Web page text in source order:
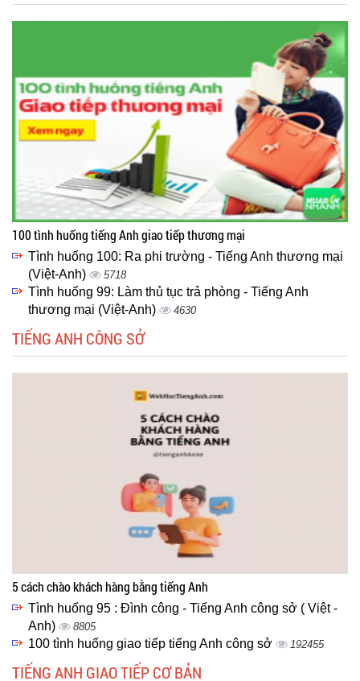
100 tình huống tiếng Anh giao tiếp thương mại
Tình huống 100: Ra phi trường - Tiếng Anh thương mại
(Việt-Anh)
5718
Tình huống 99: Làm thủ tục trả phòng - Tiếng Anh
thương mại (Việt-Anh)
4630
TIẾNG ANH CÔNG SỞ
5 cách chào khách hàng bằng tiếng Anh
Tình huống 95 : Đình công - Tiếng Anh công sở ( Việt -
Anh)
8805
100 tình huống giao tiếp tiếng Anh công sở 192455
TIẾNG ANH GIAO TIẾP CƠ BẢN